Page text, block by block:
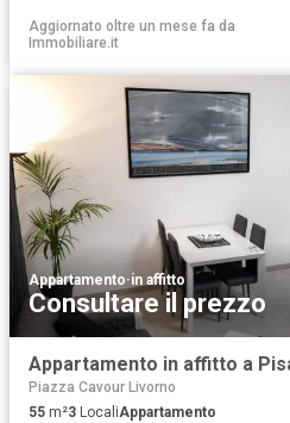
Aggiornato oltre un mese fa da
Immobiliare.it
Appartamento·in affitto
Consultare il prezzo
Appartamento in affitto a
Piazza Cavour Livorno
55 m²3 LocaliAppartamento